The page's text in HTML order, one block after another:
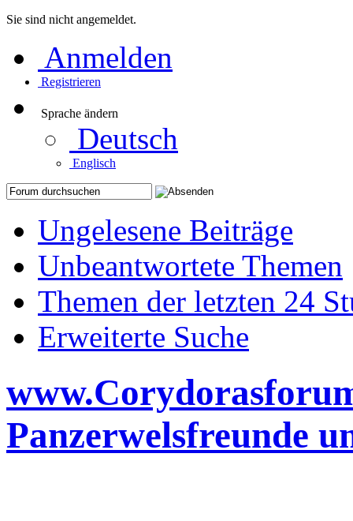
Sie sind nicht angemeldet.
Anmelden
Registrieren
Sprache ändern
Deutsch
Englisch
Ungelesene Beiträge
Unbeantwortete Themen
Themen der letzten 24
Erweiterte Suche
Panzerwelsfreunde